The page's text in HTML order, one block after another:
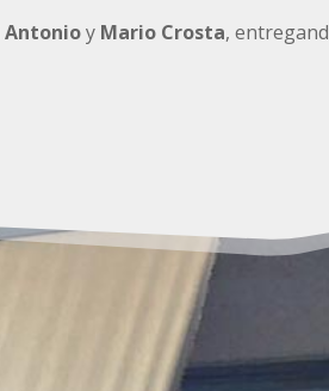
y Mario Crosta,